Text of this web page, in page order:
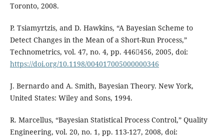
Toronto, 2008.
P. Tsiamyrtzis, and D. Hawkins, “A Bayesian Scheme to
Detect Changes in the Mean of a Short-Run Process,”
Technometrics, vol. 47, no. 4, pp. 446456, 2005, doi:
https://doi.org/10.1198/004017005000000346
J. Bernardo and A. Smith, Bayesian Theory. New York,
United States: Wiley and Sons, 1994.
R. Marcellus, “Bayesian Statistical Process Control,” Quality
Engineering, vol. 20, no. 1, pp. 113-127, 2008, doi: